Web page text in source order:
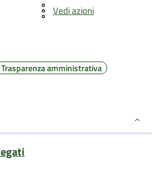
Vedi azioni
Trasparenza amministrativa